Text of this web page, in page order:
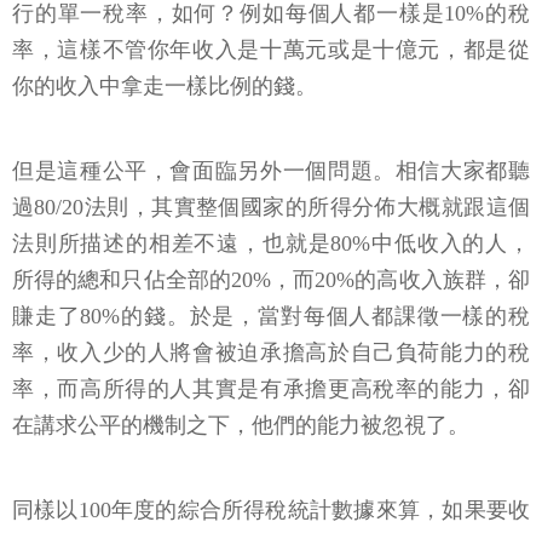
行的單一稅率，如何？例如每個人都一樣是10%的稅
率，這樣不管你年收入是十萬元或是十億元，都是從
你的收入中拿走一樣比例的錢。
但是這種公平，會面臨另外一個問題。相信大家都聽
過80/20法則，其實整個國家的所得分佈大概就跟這個
法則所描述的相差不遠，也就是80%中低收入的人，
所得的總和只佔全部的20%，而20%的高收入族群，卻
賺走了80%的錢。於是，當對每個人都課徵一樣的稅
率，收入少的人將會被迫承擔高於自己負荷能力的稅
率，而高所得的人其實是有承擔更高稅率的能力，卻
在講求公平的機制之下，他們的能力被忽視了。
同樣以100年度的綜合所得稅統計數據來算，如果要收